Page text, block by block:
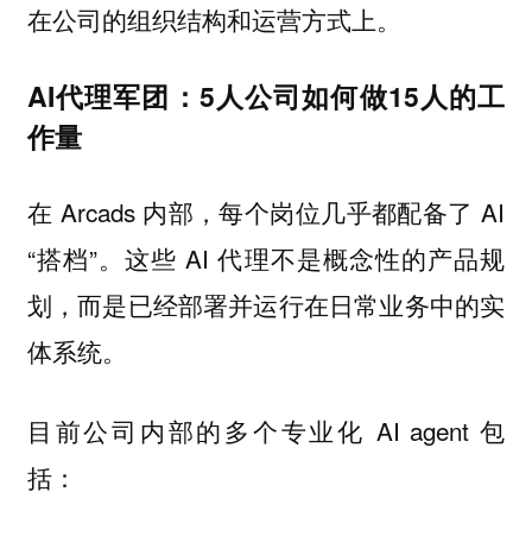
在公司的组织结构和运营方式上。
AI代理军团：5人公司如何做15人的工
作量
在 Arcads 内部，每个岗位几乎都配备了 AI
“搭档”。这些 AI 代理不是概念性的产品规
划，而是已经部署并运行在日常业务中的实
体系统。
目前公司内部的多个专业化 AI agent 包
括：